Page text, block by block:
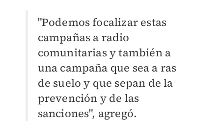
"Podemos focalizar estas
campañas a radio
comunitarias y también a
una campaña que sea a ras
de suelo y que sepan de la
prevención y de las
sanciones", agregó.